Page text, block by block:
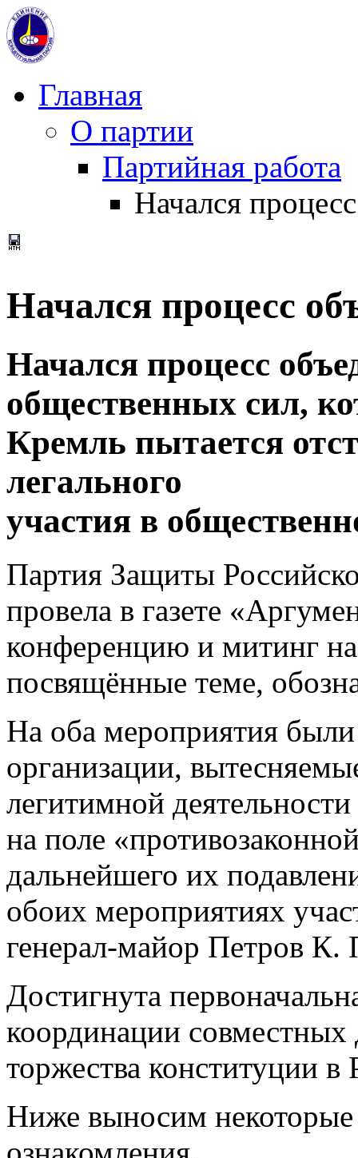
Главная
О партии
Партийная работа
Начался
Начался процесс
Начался процесс
общественных сил,
Кремль пытается
легального
участия в
Партия Защиты
провела в газете
конференцию и митинг
посвящённые теме,
На оба мероприятия
организации,
легитимной
на поле
дальнейшего их
обоих мероприятиях
генерал-майор Петров К.
Достигнута
координации совместных
торжества конституции в
Ниже выносим